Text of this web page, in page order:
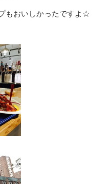
もおいしかったですよ☆